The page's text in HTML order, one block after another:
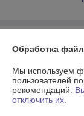
Контакты
Доставка и
Обработка
Мы используем
пользователей
рекомендаций.
отключить их.